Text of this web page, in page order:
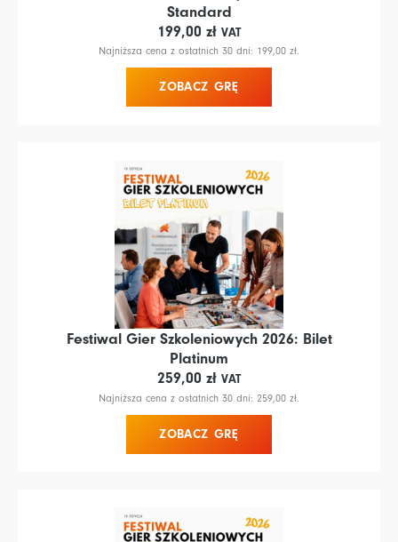
Standard
199,00 zł VAT
Najniższa cena z ostatnich 30 dni: 199,00 zł.
ZOBACZ GRĘ
Festiwal Gier Szkoleniowych 2026: Bilet
Platinum
259,00 zł VAT
Najniższa cena z ostatnich 30 dni: 259,00 zł.
ZOBACZ GRĘ